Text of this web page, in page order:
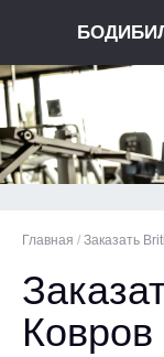
Главная / Заказать
Ковров